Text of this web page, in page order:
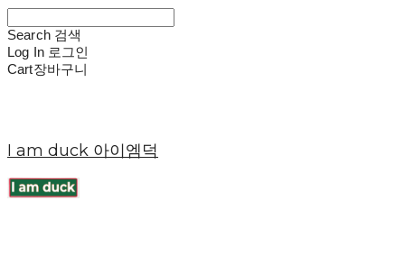
Search 검색
Log In 로그인
Cart장바구니
I am duck 아이엠덕